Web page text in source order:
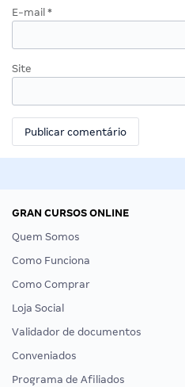
E-mail *
Site
GRAN CURSOS ONLINE
Quem Somos
Como Funciona
Como Comprar
Loja Social
Validador de documentos
Conveniados
Programa de Afiliados